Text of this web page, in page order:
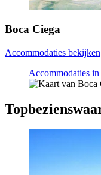
Boca Ciega
Accommodaties bekijken
Accommodaties